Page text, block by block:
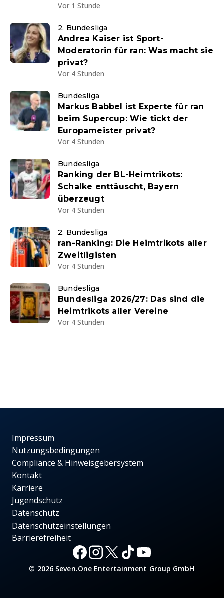
Vor 1 Stunde
2. Bundesliga
Andrea Kaiser ist Sport-
Moderatorin für ran: Was macht sie
privat?
Vor 4 Stunden
Bundesliga
Markus Babbel ist Experte für ran
beim Supercup: Wie tickt der
Europameister privat?
Vor 4 Stunden
Bundesliga
Ranking der BL-Heimtrikots:
Schalke enttäuscht, Bayern
überzeugt
Vor 4 Stunden
2. Bundesliga
ran-Ranking: Die Heimtrikots aller
Zweitligisten
Vor 4 Stunden
Bundesliga
Bundesliga 2026/27: Das sind die
Heimtrikots aller Vereine
Vor 4 Stunden
Impressum
Nutzungsbedingungen
Compliance & Hinweisgebersystem
Kontakt
Karriere
Jugendschutz
Datenschutz
Datenschutzeinstellungen
Barrierefreiheit
© 2026 Seven.One Entertainment Group GmbH